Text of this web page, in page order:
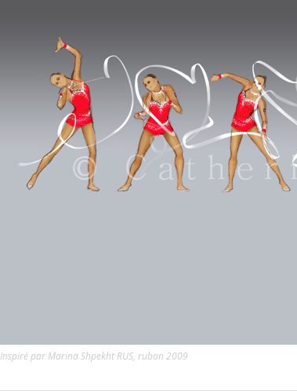
Inspiré par Marina Shpekht RUS, ruban 2009